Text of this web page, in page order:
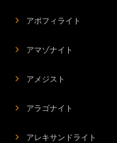
アポフィライト
アマゾナイト
アメジスト
アラゴナイト
アレキサンドライト